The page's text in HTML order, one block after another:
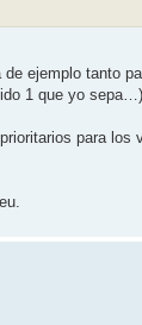
ejemplo tanto
1 que yo sepa…)
para los